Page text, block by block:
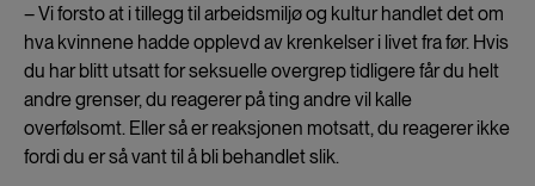
– Vi forsto at i tillegg til arbeidsmiljø og kultur handlet det om
hva kvinnene hadde opplevd av krenkelser i livet fra før. Hvis
du har blitt utsatt for seksuelle overgrep tidligere får du helt
andre grenser, du reagerer på ting andre vil kalle
overfølsomt. Eller så er reaksjonen motsatt, du reagerer ikke
fordi du er så vant til å bli behandlet slik.